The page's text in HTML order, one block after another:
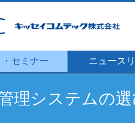
セミナー ニュース
理システムの